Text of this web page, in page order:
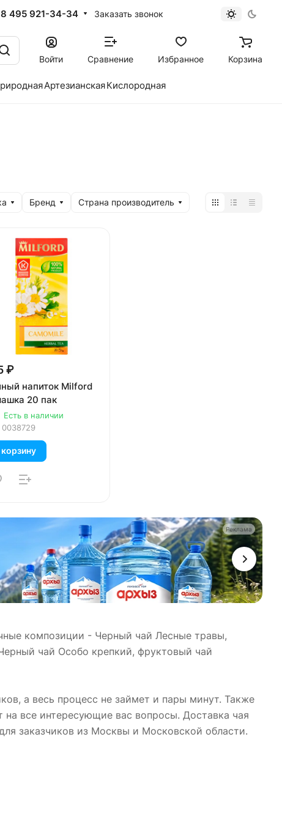
8 495 921-34-34 Заказать звонок
Войти Сравнение Избранное Корзина
АртезианскаяКислородная
Бренд Страна производитель
Реклама
₽
напиток Milford
20 пак
Есть в наличии
0038729
корзину
композиции - Черный чай Лесные травы,
чай Особо крепкий, фруктовый чай
а весь процесс не займет и пары минут. Также
все интересующие вас вопросы. Доставка чая
заказчиков из Москвы и Московской области.